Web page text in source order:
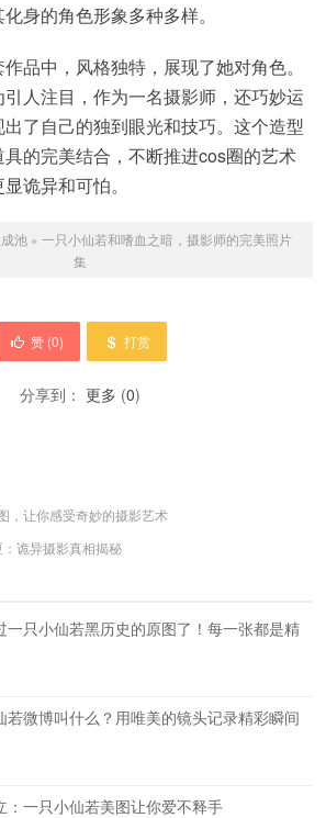
身的角色形象多种多样。
品中，风格独特，展现了她对角色。
人注目，作为一名摄影师，还巧妙运
了自己的独到眼光和技巧。这个造型
的完美结合，不断推进cos圈的艺术
诡异和可怕。
池» 一只小仙若和嗜血之暗，摄影师的完美照片
集
赞 (0) 打赏
分享到： 更多 (0)
，让你感受奇妙的摄影艺术
诡异摄影真相揭秘
一只小仙若黑历史的原图了！每一张都是精
若微博叫什么？用唯美的镜头记录精彩瞬间
：一只小仙若美图让你爱不释手